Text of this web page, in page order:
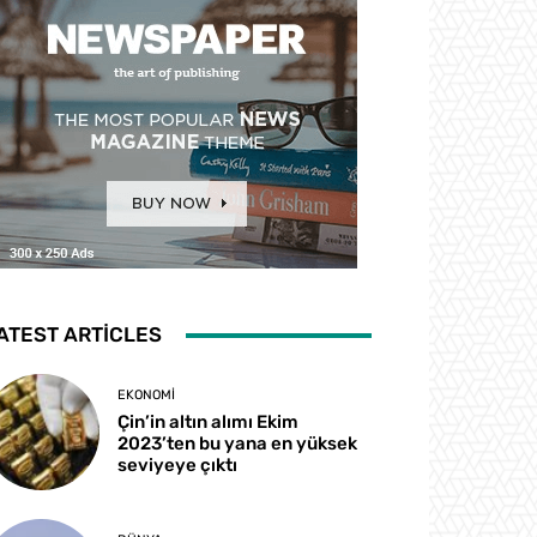
ARTICLES
EKONOMI
Çin’in altın alımı Ekim
2023’ten bu yana en yüksek
seviyeye çıktı